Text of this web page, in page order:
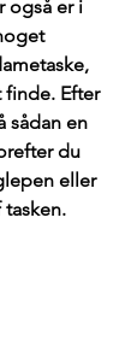
også er i
finde. Efter
sådan en
du
eller